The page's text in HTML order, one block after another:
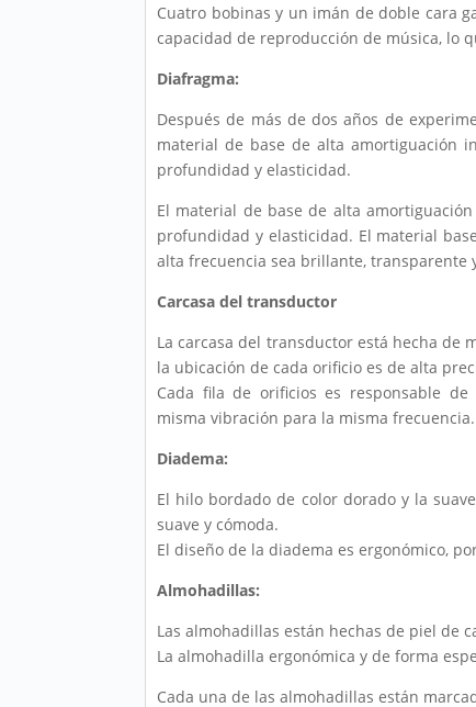
Cuatro bobinas y un imán de doble cara
capacidad de reproducción de música, lo
Diafragma:
Después de más de dos años de
material de base de alta amortiguación
profundidad y elasticidad.
El material de base de alta
profundidad y elasticidad. El material
alta frecuencia sea brillante, transparente
Carcasa del transductor
La carcasa del transductor está hecha de
la ubicación de cada orificio es de alta
Cada fila de orificios es responsable
misma vibración para la misma
Diadema:
El hilo bordado de color dorado y la
suave y cómoda.
El diseño de la diadema es ergonómico,
Almohadillas:
Las almohadillas están hechas de piel de
La almohadilla ergonómica y de forma
Cada una de las almohadillas están